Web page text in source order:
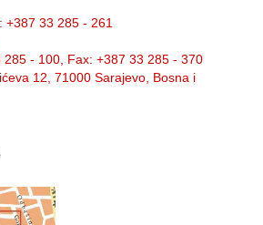
+387 33 285 - 261
285 - 100, Fax: +387 33 285 - 370
12, 71000 Sarajevo, Bosna i